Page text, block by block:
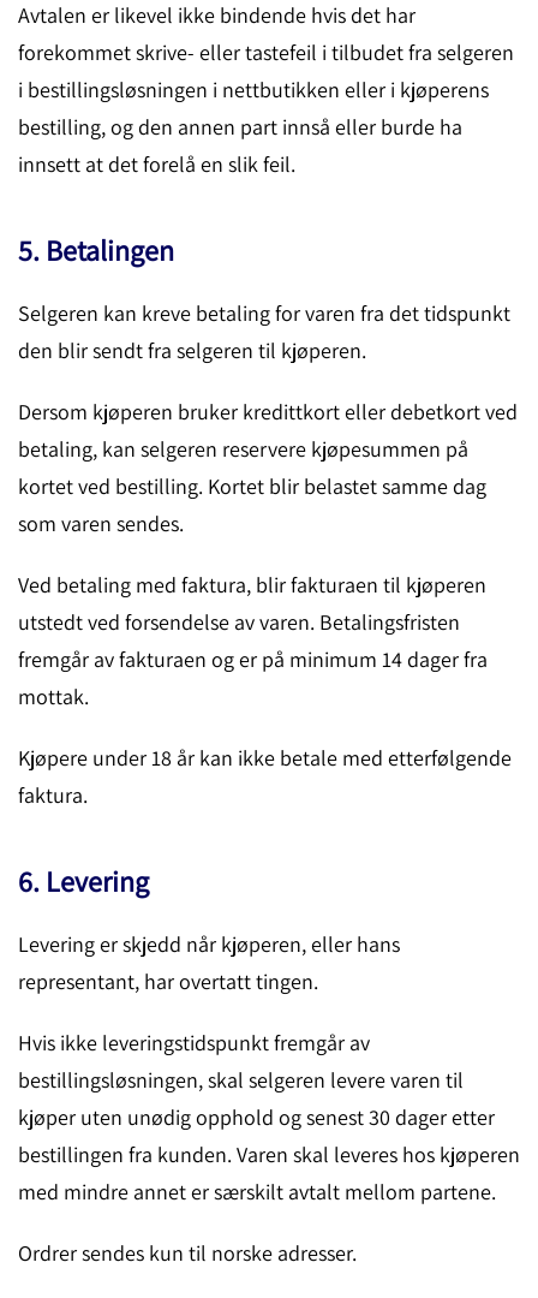
Avtalen er likevel ikke bindende hvis det har
forekommet skrive- eller tastefeil i tilbudet fra selgeren
i bestillingsløsningen i nettbutikken eller i kjøperens
bestilling, og den annen part innså eller burde ha
innsett at det forelå en slik feil.
5. Betalingen
Selgeren kan kreve betaling for varen fra det tidspunkt
den blir sendt fra selgeren til kjøperen.
Dersom kjøperen bruker kredittkort eller debetkort ved
betaling, kan selgeren reservere kjøpesummen på
kortet ved bestilling. Kortet blir belastet samme dag
som varen sendes.
Ved betaling med faktura, blir fakturaen til kjøperen
utstedt ved forsendelse av varen. Betalingsfristen
fremgår av fakturaen og er på minimum 14 dager fra
mottak.
Kjøpere under 18 år kan ikke betale med etterfølgende
faktura.
6. Levering
Levering er skjedd når kjøperen, eller hans
representant, har overtatt tingen.
Hvis ikke leveringstidspunkt fremgår av
bestillingsløsningen, skal selgeren levere varen til
kjøper uten unødig opphold og senest 30 dager etter
bestillingen fra kunden. Varen skal leveres hos kjøperen
med mindre annet er særskilt avtalt mellom partene.
Ordrer sendes kun til norske adresser.